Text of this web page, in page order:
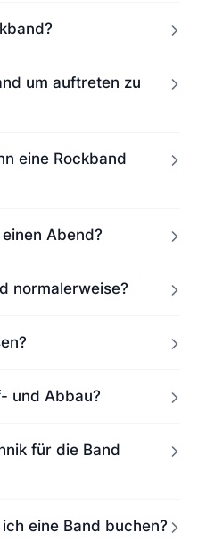
um auftreten zu
eine Rockband
Abend?
normalerweise?
und Abbau?
für die Band
eine Band buchen?